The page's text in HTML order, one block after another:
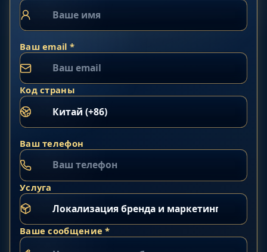
Ваш email *
Код страны
Ваш телефон
Услуга
Ваше сообщение *